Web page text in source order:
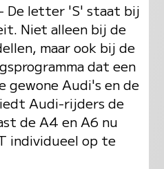
- De letter 'S' staat bij
Niet alleen bij de
maar ook bij de
dat een
gewone Audi's en de
Audi-rijders de
de A4 en A6 nu
individueel op te